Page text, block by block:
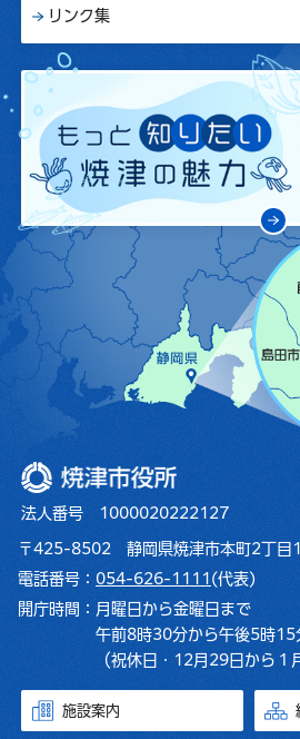
リンク集
焼津市役所
法人番号 1000020222127
〒425-8502 静岡県焼津市本町2丁目
電話番号： 054-626-1111 (代表)
開庁時間： 月曜日から金曜日まで
午前8時30分から午後5時15
（祝休日・12月29日から１
施設案内